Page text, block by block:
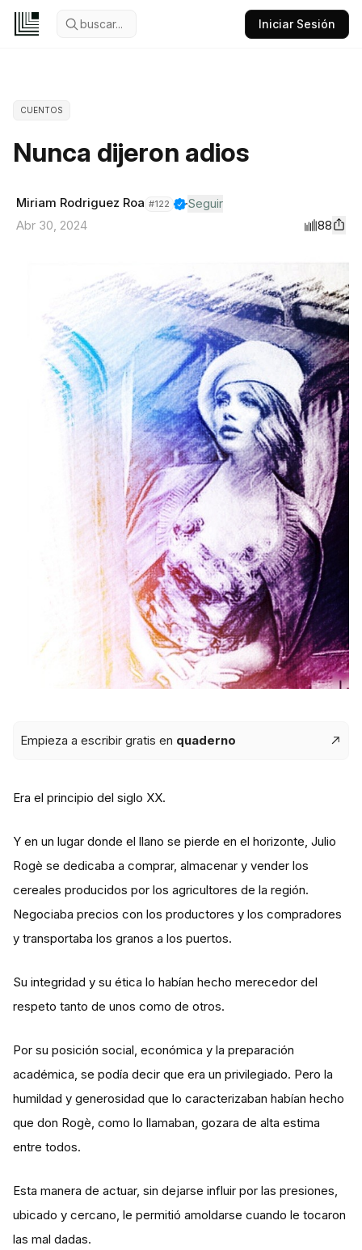
buscar... Iniciar Sesión
CUENTOS
Nunca dijeron adios
Miriam Rodriguez Roa #122
Seguir
Abr 30, 2024
88
Empieza a escribir gratis en quaderno
Era el principio del siglo XX.
Y en un lugar donde el llano se pierde en el horizonte, Julio
Rogè se dedicaba a comprar, almacenar y vender los
cereales producidos por los agricultores de la región.
Negociaba precios con los productores y los compradores
y transportaba los granos a los puertos.
Su integridad y su ética lo habían hecho merecedor del
respeto tanto de unos como de otros.
Por su posición social, económica y la preparación
académica, se podía decir que era un privilegiado. Pero la
humildad y generosidad que lo caracterizaban habían hecho
que don Rogè, como lo llamaban, gozara de alta estima
entre todos.
Esta manera de actuar, sin dejarse influir por las presiones,
ubicado y cercano, le permitió amoldarse cuando le tocaron
las mal dadas.